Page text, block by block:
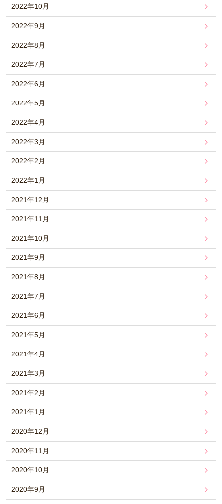
2022年10月
2022年9月
2022年8月
2022年7月
2022年6月
2022年5月
2022年4月
2022年3月
2022年2月
2022年1月
2021年12月
2021年11月
2021年10月
2021年9月
2021年8月
2021年7月
2021年6月
2021年5月
2021年4月
2021年3月
2021年2月
2021年1月
2020年12月
2020年11月
2020年10月
2020年9月